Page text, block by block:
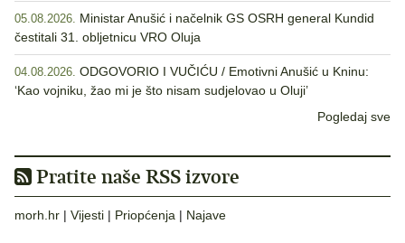
05.08.2026. Ministar Anušić i načelnik GS OSRH general Kundid
čestitali 31. obljetnicu VRO Oluja
04.08.2026. ODGOVORIO I VUČIĆU / Emotivni Anušić u Kninu:
‘Kao vojniku, žao mi je što nisam sudjelovao u Oluji’
Pogledaj sve
Pratite naše RSS izvore
morh.hr | Vijesti | Priopćenja | Najave